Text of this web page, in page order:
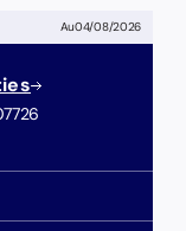
Au04/08/2026